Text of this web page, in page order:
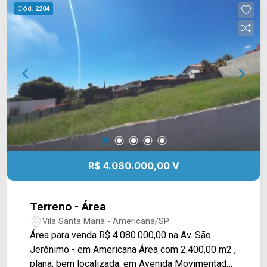
Cód. 2204
R$ 4.080.000,00 V
Terreno - Área
Vila Santa Maria - Americana/SP
Área para venda R$ 4.080.000,00 na Av. São
Jerônimo - em Americana Área com 2.400,00 m2 ,
plana, bem localizada, em Avenida Movimentada